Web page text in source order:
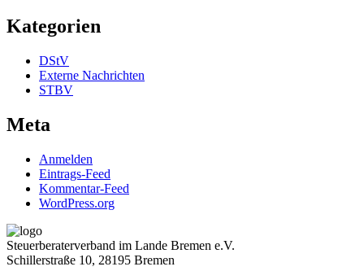
Kategorien
DStV
Externe Nachrichten
STBV
Meta
Anmelden
Eintrags-Feed
Kommentar-Feed
WordPress.org
Steuerberaterverband im Lande Bremen e.V.
Schillerstraße 10, 28195 Bremen